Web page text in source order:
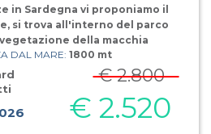
in Sardegna vi proponiamo il
si trova all'interno del parco
della macchia
sorge a pochi passi dalla
di Monti Russu, che con il
blu cristallino e l
DAL MARE: 1800 mt
€ 2.800
€ 2.520